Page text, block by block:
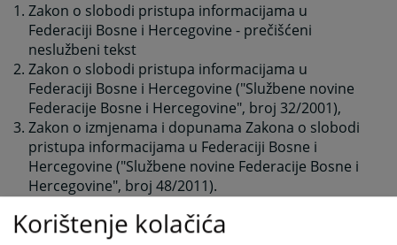
Zakon o slobodi pristupa informacijama u
Federaciji Bosne i Hercegovine - prečišćeni
neslužbeni tekst
Zakon o slobodi pristupa informacijama u
Federaciji Bosne i Hercegovine ("Službene novine
Federacije Bosne i Hercegovine", broj 32/2001),
Zakon o izmjenama i dopunama Zakona o slobodi
pristupa informacijama u Federaciji Bosne i
Hercegovine ("Službene novine Federacije Bosne i
Hercegovine", broj 48/2011).
1160PREGLEDA
Korištenje kolačića